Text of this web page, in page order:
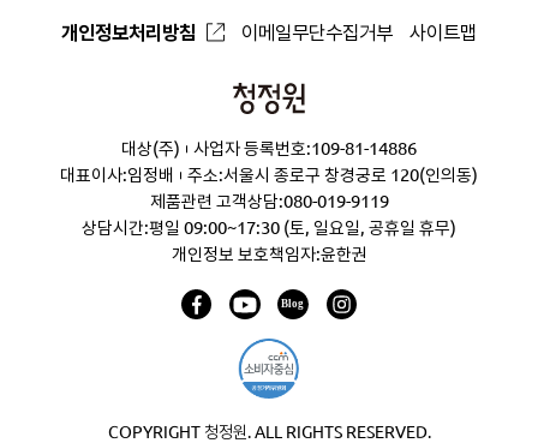
개인정보처리방침 이메일무단수집거부 사이트맵
청
원
대상(주)
사업자 등록번호:109-81-14886
대표이사:임정배
주소:서울시 종로구 창경궁로 120(인의동)
제품관련 고객상담:080-019-9119
상담시간:평일 09:00~17:30 (토, 일요일, 공휴일 휴무)
개인정보 보호책임자:윤한권
COPYRIGHT 청정원. ALL RIGHTS RESERVED.